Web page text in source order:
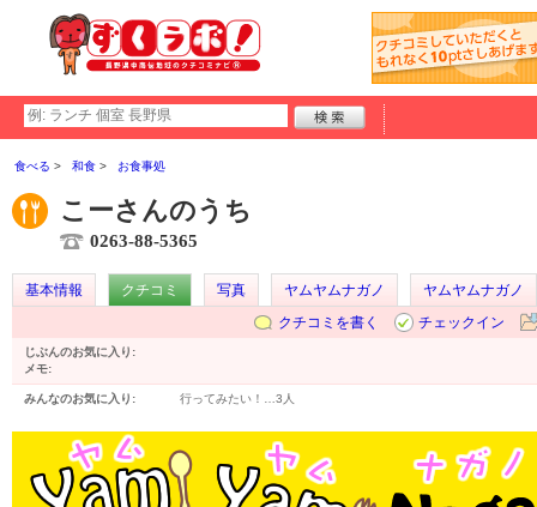
食べる 和食 お食事処
こーさんのうち
0263-88-5365
基本情報 クチコミ 写真 ヤムヤムナガノ
ヤムヤムナガノ
クチコミを書く
チェックイン
じぶんのお気に入り:
メモ:
みんなのお気に入り: 行ってみたい！… 3人